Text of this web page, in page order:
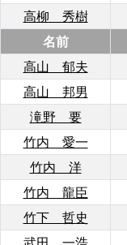
高柳 秀樹
名前
高山 郁夫
高山 邦男
滝野 要
竹内 愛一
竹内 洋
竹内 龍臣
竹下 哲史